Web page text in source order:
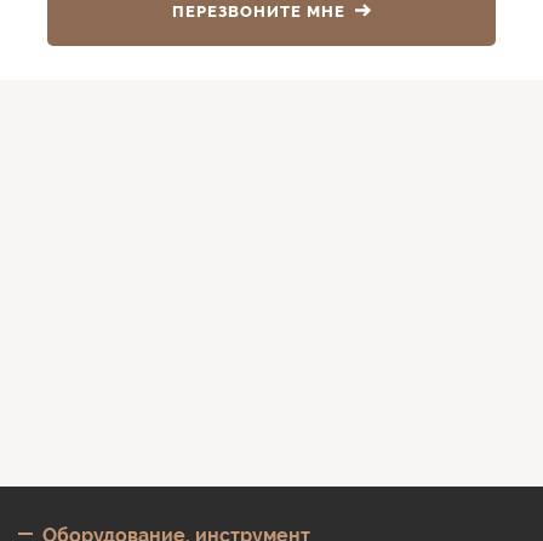
ПЕРЕЗВОНИТЕ МНЕ
Оборудование, инструмент